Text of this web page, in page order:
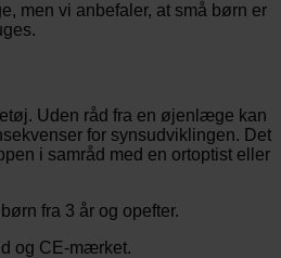
men vi anbefaler, at små børn er
Uden råd fra en øjenlæge kan
for synsudviklingen. Det
i samråd med en ortoptist eller
fra 3 år og opefter.
og CE-mærket.